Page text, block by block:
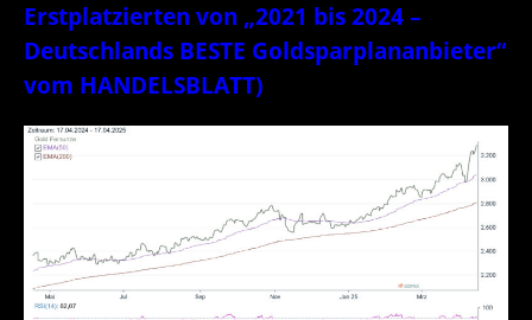
Erstplatzierten von „2021 bis 2024 –
Deutschlands BESTE Goldsparplananbieter“
vom HANDELSBLATT)